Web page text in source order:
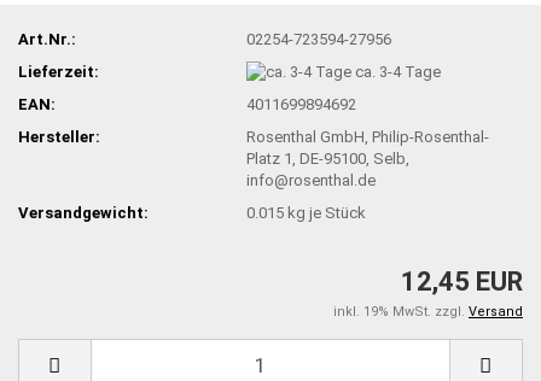
Art.Nr.:
02254-723594-27956
Lieferzeit:
ca. 3-4 Tage
EAN:
4011699894692
Hersteller:
Rosenthal GmbH, Philip-Rosenthal-
Platz 1, DE-95100, Selb,
info@rosenthal.de
Versandgewicht:
0.015 kg je Stück
12,45 EUR
inkl. 19% MwSt. zzgl. Versand